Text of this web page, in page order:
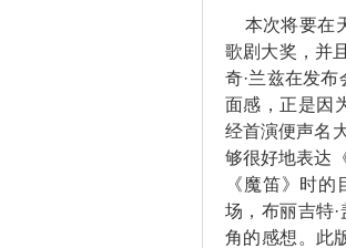
本次将要在
歌剧大奖，并
奇·兰兹在发
面感，正是因
经首演便声名
够很好地表达
《魔笛》时
场，布丽吉特
角的感想。此